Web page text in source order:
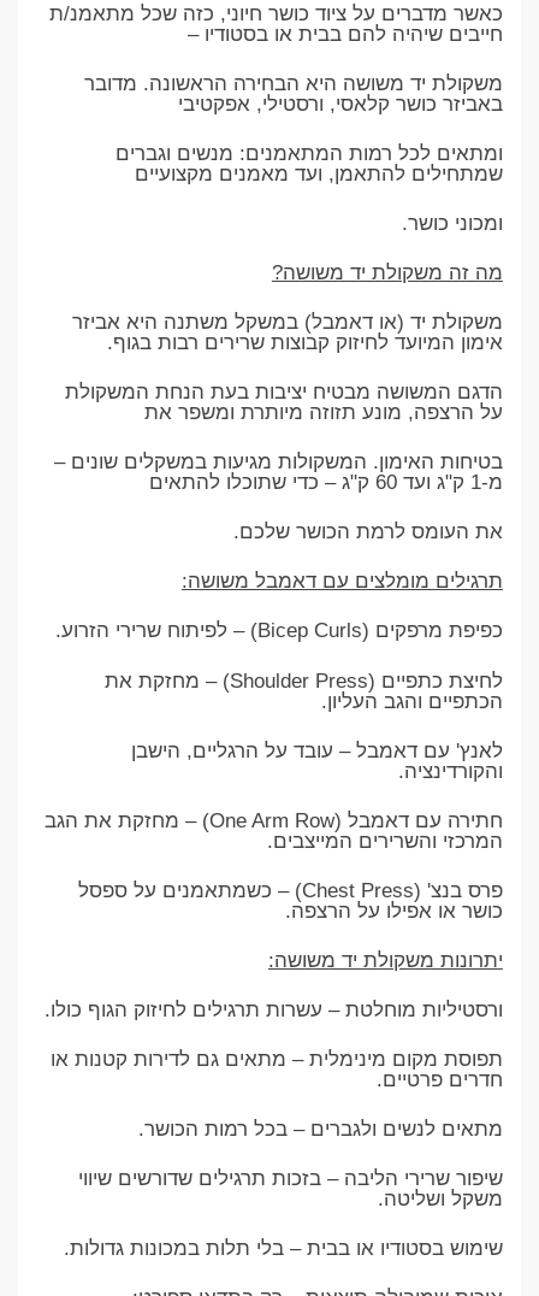
כאשר מדברים על ציוד כושר חיוני, כזה שכל מתאמנ/ת
חייבים שיהיה להם בבית או בסטודיו –
משקולת יד משושה היא הבחירה הראשונה. מדובר
באביזר כושר קלאסי, ורסטילי, אפקטיבי
ומתאים לכל רמות המתאמנים: מנשים וגברים
שמתחילים להתאמן, ועד מאמנים מקצועיים
ומכוני כושר.
מה זה משקולת יד משושה?
משקולת יד (או דאמבל) במשקל משתנה היא אביזר
אימון המיועד לחיזוק קבוצות שרירים רבות בגוף.
הדגם המשושה מבטיח יציבות בעת הנחת המשקולת
על הרצפה, מונע תזוזה מיותרת ומשפר את
בטיחות האימון. המשקולות מגיעות במשקלים שונים –
מ-1 ק"ג ועד 60 ק"ג – כדי שתוכלו להתאים
את העומס לרמת הכושר שלכם.
תרגילים מומלצים עם דאמבל משושה:
כפיפת מרפקים (Bicep Curls) – לפיתוח שרירי הזרוע.
לחיצת כתפיים (Shoulder Press) – מחזקת את
הכתפיים והגב העליון.
לאנץ' עם דאמבל – עובד על הרגליים, הישבן
והקורדינציה.
חתירה עם דאמבל (One Arm Row) – מחזקת את הגב
המרכזי והשרירים המייצבים.
פרס בנצ' (Chest Press) – כשמתאמנים על ספסל
כושר או אפילו על הרצפה.
יתרונות משקולת יד משושה:
ורסטיליות מוחלטת – עשרות תרגילים לחיזוק הגוף כולו.
תפוסת מקום מינימלית – מתאים גם לדירות קטנות או
חדרים פרטיים.
מתאים לנשים ולגברים – בכל רמות הכושר.
שיפור שרירי הליבה – בזכות תרגילים שדורשים שיווי
משקל ושליטה.
שימוש בסטודיו או בבית – בלי תלות במכונות גדולות.